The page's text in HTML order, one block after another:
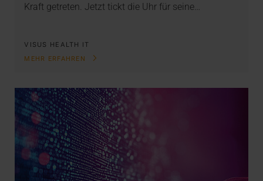
Kraft getreten. Jetzt tickt die Uhr für seine…
VISUS HEALTH IT
MEHR ERFAHREN